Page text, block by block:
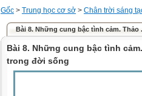
Gốc > Trung học cơ sở > Chân trời sáng
Bài 8. Những cung bậc tình cảm.
Bài 8. Những cung bậc tình
trong đời sống